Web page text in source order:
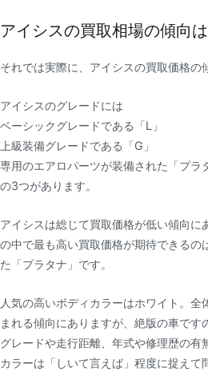
アイシスの買取相場の傾向は
それでは実際に、アイシスの買取価格の
アイシスのグレードには
ベーシックグレードである「L」
上級装備グレードである「G」
専用のエアロパーツが装備された「プラ
の3つがあります。
アイシスは総じて買取価格が低い傾向に
の中で最も高い買取価格が期待できるの
た「プラタナ」です。
人気の高いボディカラーはホワイト。
まれる傾向にありますが、絶版の車で
グレードや走行距離、年式や修理歴の有
カラーは「しいて言えば」程度に捉えて